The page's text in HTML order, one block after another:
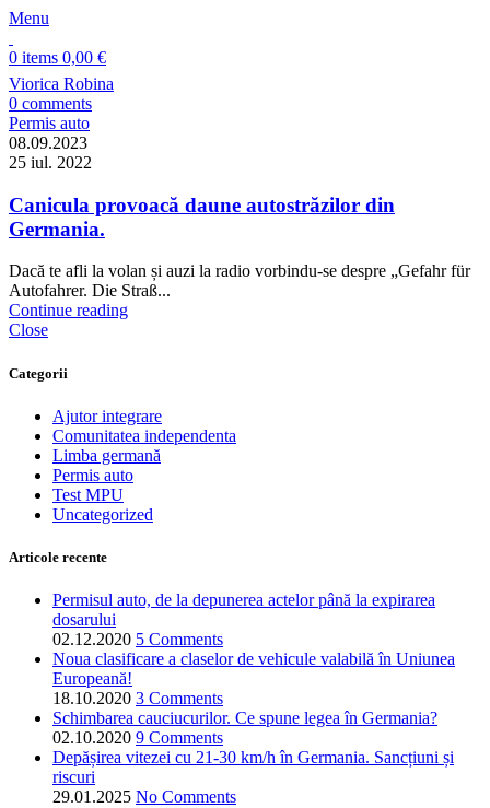
Menu
0 items 0,00 €
Viorica Robina
0 comments
Permis auto
08.09.2023
25 iul. 2022
Canicula provoacă daune autostrăzilor din
Germania.
Dacă te afli la volan și auzi la radio vorbindu-se despre „Gefahr für
Autofahrer. Die Straß...
Continue reading
Close
Categorii
Ajutor integrare
Comunitatea independenta
Limba germană
Permis auto
Test MPU
Uncategorized
Articole recente
Permisul auto, de la depunerea actelor până la expirarea
dosarului
02.12.2020 5 Comments
Noua clasificare a claselor de vehicule valabilă în Uniunea
Europeană!
18.10.2020 3 Comments
Schimbarea cauciucurilor. Ce spune legea în Germania?
02.10.2020 9 Comments
Depășirea vitezei cu 21-30 km/h în Germania. Sancțiuni și
riscuri
29.01.2025 No Comments